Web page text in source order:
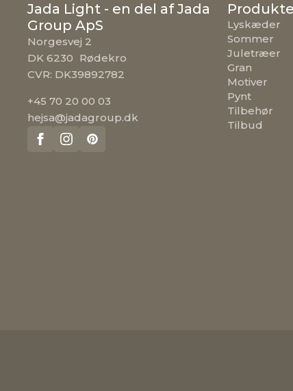
Jada Light - en del af Jada
Group ApS
Norgesvej 2
DK 6230 Rødekro
CVR: DK39892782
+45 70 20 00 03
hejsa@jadagroup.dk
Lyskæder
Sommer
Juletræer
Gran
Motiver
Pynt
Tilbehør
Tilbud